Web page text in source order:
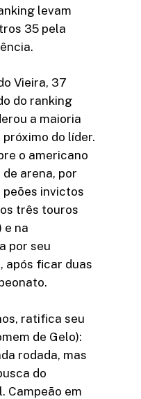
levam
35 pela
Vieira, 37
do ranking
a maioria
do líder.
o americano
arena, por
invictos
três touros
e na
por seu
após ficar duas
ratifica seu
de Gelo):
rodada, mas
do
Campeão em